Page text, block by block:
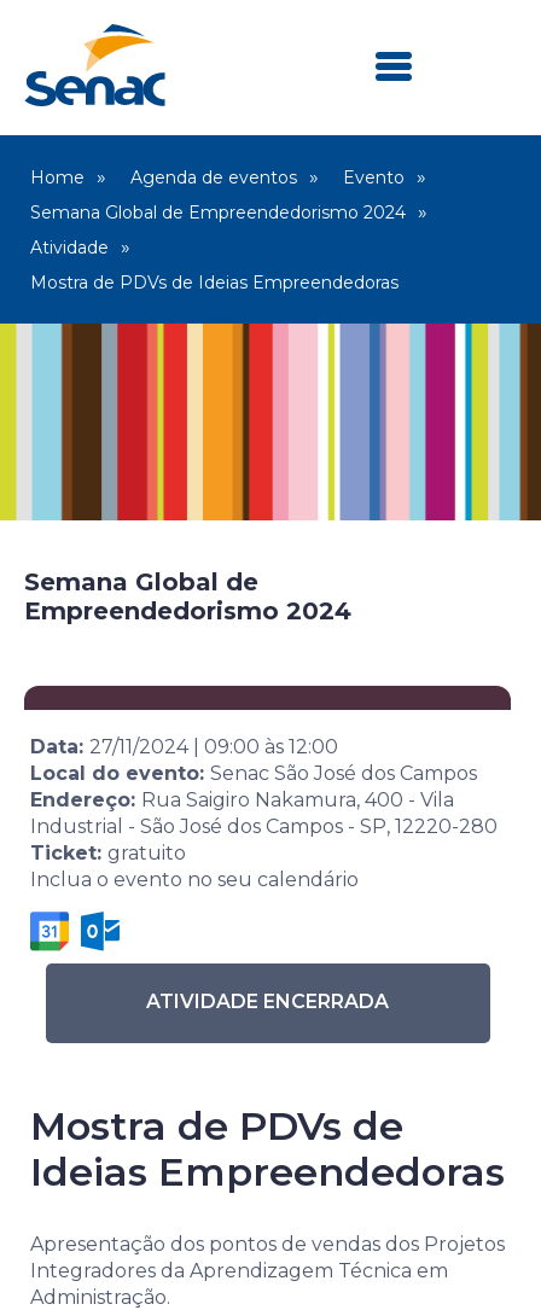
Home Agenda de eventos
Evento
Semana Global de Empreendedorismo 2024
Atividade
Mostra de PDVs de Ideias Empreendedoras
Semana Global de
Empreendedorismo 2024
Data: 27/11/2024| 09:00 às 12:00
Local do evento: Senac São José dos Campos
Endereço: Rua Saigiro Nakamura, 400 - Vila
Industrial - São José dos Campos - SP, 12220-280
Ticket: gratuito
Inclua o evento no seu calendário
ATIVIDADE ENCERRADA
Mostra de PDVs de
Ideias Empreendedoras
Apresentação dos pontos de vendas dos Projetos
Integradores da Aprendizagem Técnica em
Administração.